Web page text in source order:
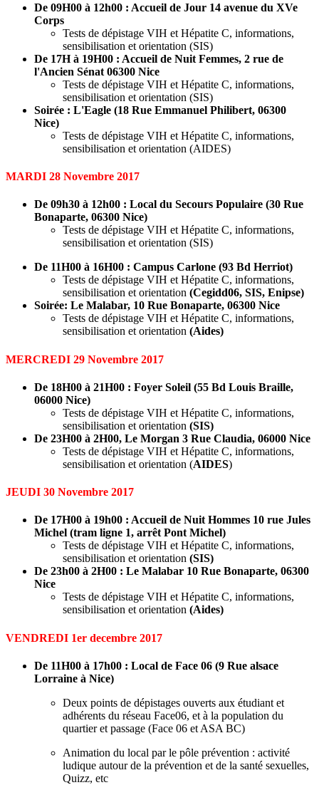
De 09H00 à 12h00 : Accueil de Jour 14 avenue du XVe
Corps
Tests de dépistage VIH et Hépatite C, informations,
sensibilisation et orientation (SIS)
De 17H à 19H00 : Accueil de Nuit Femmes, 2 rue de
l'Ancien Sénat 06300 Nice
Tests de dépistage VIH et Hépatite C, informations,
sensibilisation et orientation (SIS)
Soirée : L'Eagle (18 Rue Emmanuel Philibert, 06300
Nice)
Tests de dépistage VIH et Hépatite C, informations,
sensibilisation et orientation (AIDES)
MARDI 28 Novembre 2017
De 09h30 à 12h00 : Local du Secours Populaire (30 Rue
Bonaparte, 06300 Nice)
Tests de dépistage VIH et Hépatite C, informations,
sensibilisation et orientation (SIS)
De 11H00 à 16H00 : Campus Carlone (93 Bd Herriot)
Tests de dépistage VIH et Hépatite C, informations,
sensibilisation et orientation (Cegidd06, SIS, Enipse)
Soirée: Le Malabar, 10 Rue Bonaparte, 06300 Nice
Tests de dépistage VIH et Hépatite C, informations,
sensibilisation et orientation (Aides)
MERCREDI 29 Novembre 2017
De 18H00 à 21H00 : Foyer Soleil (55 Bd Louis Braille,
06000 Nice)
Tests de dépistage VIH et Hépatite C, informations,
sensibilisation et orientation (SIS)
De 23H00 à 2H00, Le Morgan 3 Rue Claudia, 06000 Nice
Tests de dépistage VIH et Hépatite C, informations,
sensibilisation et orientation (AIDES)
JEUDI 30 Novembre 2017
De 17H00 à 19h00 : Accueil de Nuit Hommes 10 rue Jules
Michel (tram ligne 1, arrêt Pont Michel)
Tests de dépistage VIH et Hépatite C, informations,
sensibilisation et orientation (SIS)
De 23h00 à 2H00 : Le Malabar 10 Rue Bonaparte, 06300
Nice
Tests de dépistage VIH et Hépatite C, informations,
sensibilisation et orientation (Aides)
VENDREDI 1er decembre 2017
De 11H00 à 17h00 : Local de Face 06 (9 Rue alsace
Lorraine à Nice)
Deux points de dépistages ouverts aux étudiant et
adhérents du réseau Face06, et à la population du
quartier et passage (Face 06 et ASA BC)
Animation du local par le pôle prévention : activité
ludique autour de la prévention et de la santé sexuelles,
Quizz, etc